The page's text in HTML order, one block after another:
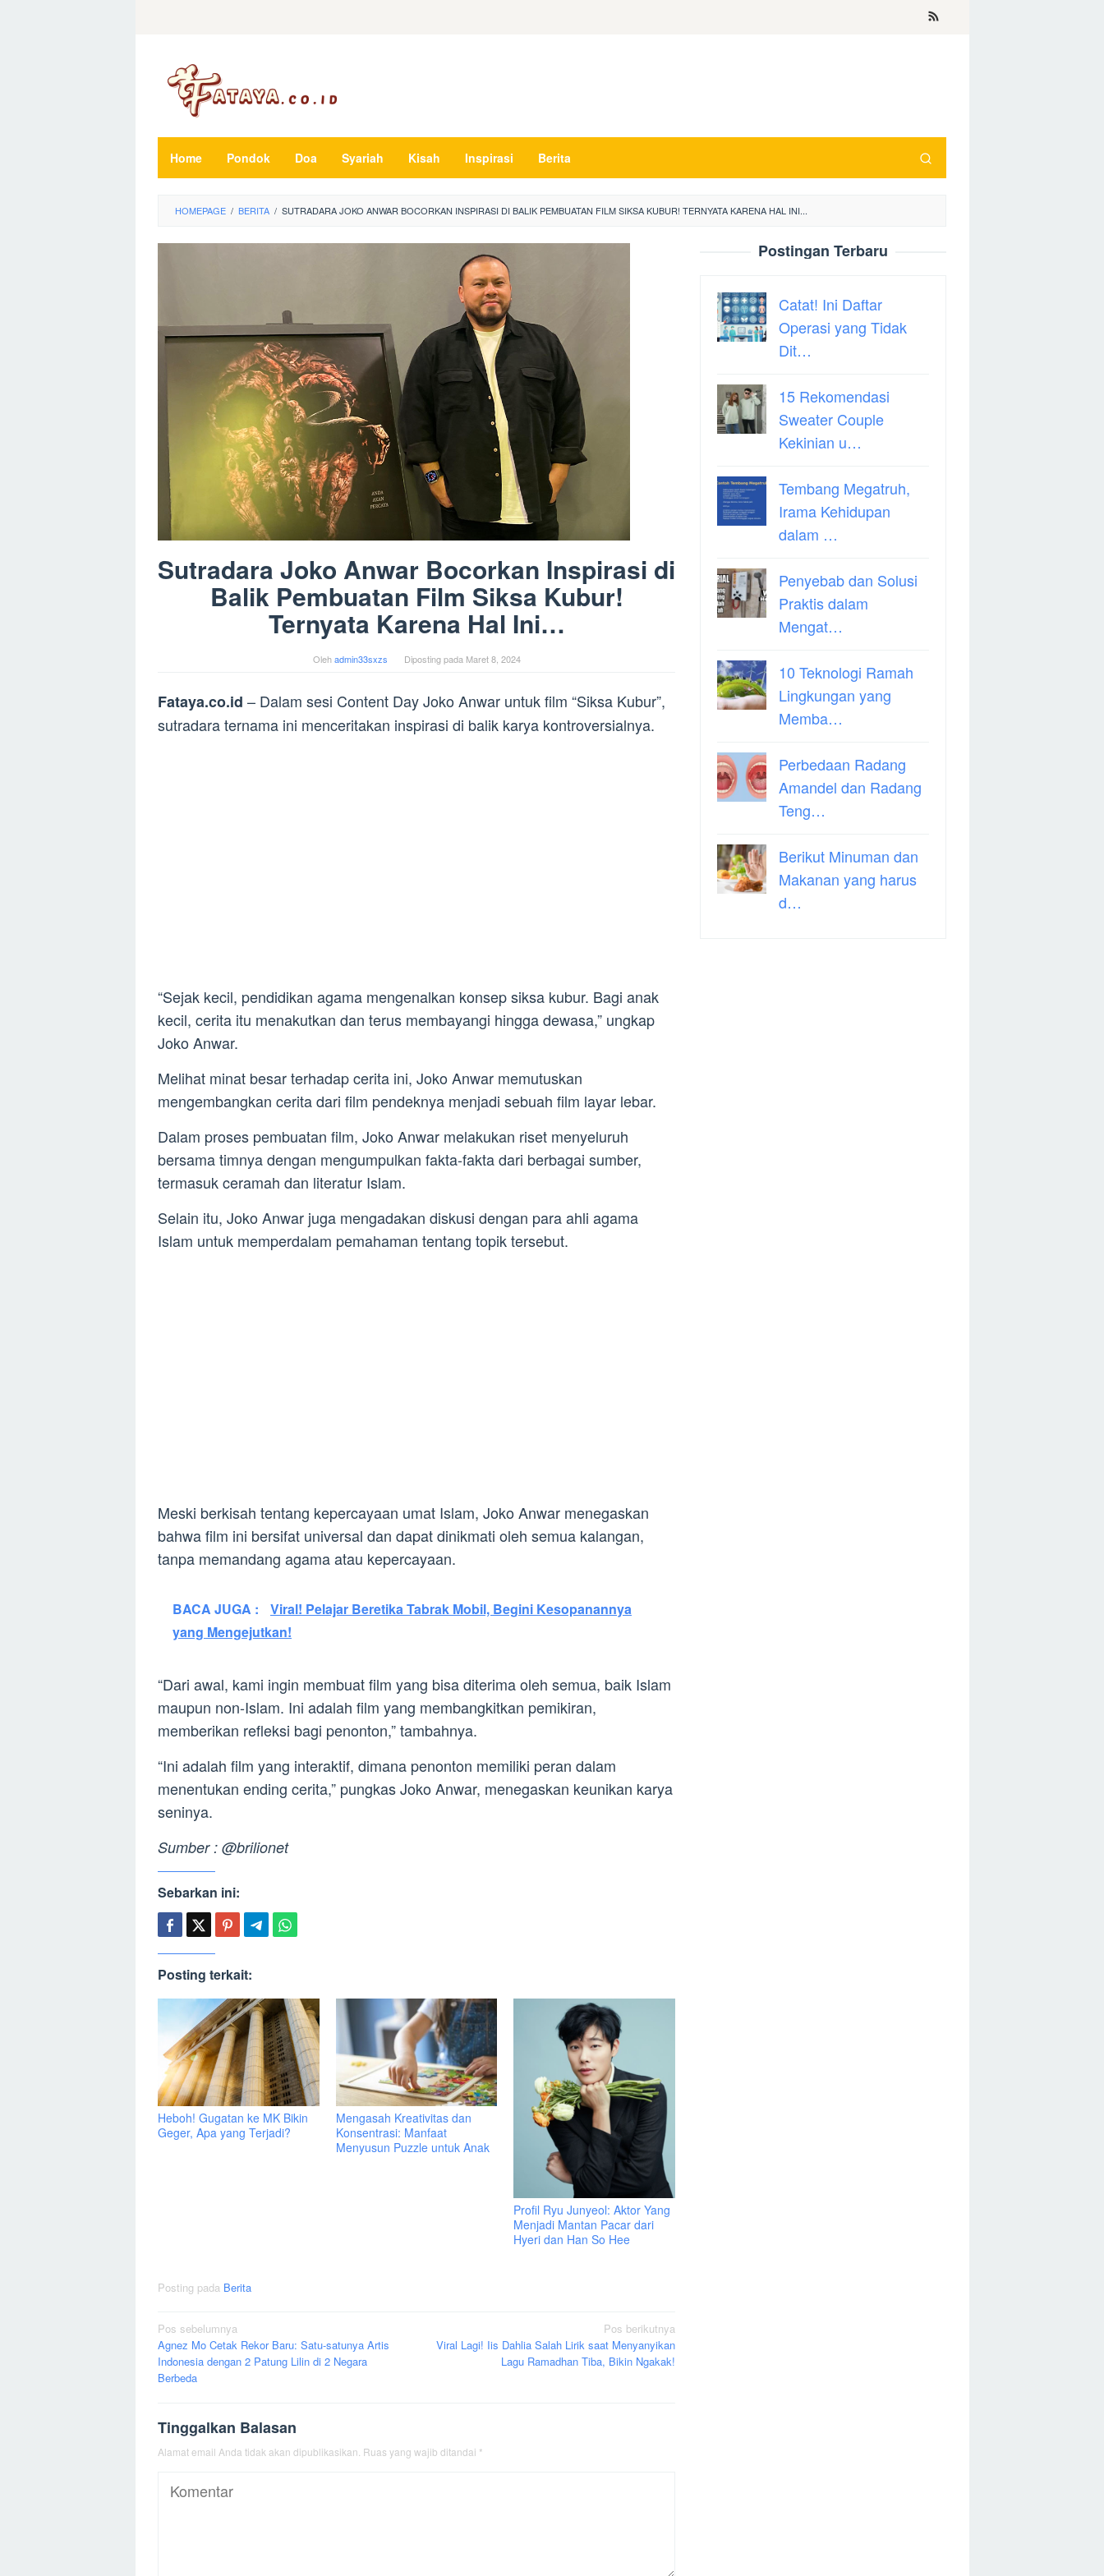
Home Pondok Doa Syariah Kisah Inspirasi Berita
HOMEPAGE / BERITA / SUTRADARA JOKO ANWAR BOCORKAN INSPIRASI DI BALIK PEMBUATAN FILM SIKSA KUBUR! TERNYATA KARENA HAL INI...
Sutradara Joko Anwar Bocorkan Inspirasi di
Balik Pembuatan Film Siksa Kubur!
Ternyata Karena Hal Ini…
Olehadmin33sxzs Diposting pada Maret 8, 2024
Fataya.co.id – Dalam sesi Content Day Joko Anwar untuk film “Siksa Kubur”,
sutradara ternama ini menceritakan inspirasi di balik karya kontroversialnya.
“Sejak kecil, pendidikan agama mengenalkan konsep siksa kubur. Bagi anak
kecil, cerita itu menakutkan dan terus membayangi hingga dewasa,” ungkap
Joko Anwar.
Melihat minat besar terhadap cerita ini, Joko Anwar memutuskan
mengembangkan cerita dari film pendeknya menjadi sebuah film layar lebar.
Dalam proses pembuatan film, Joko Anwar melakukan riset menyeluruh
bersama timnya dengan mengumpulkan fakta-fakta dari berbagai sumber,
termasuk ceramah dan literatur Islam.
Selain itu, Joko Anwar juga mengadakan diskusi dengan para ahli agama
Islam untuk memperdalam pemahaman tentang topik tersebut.
Meski berkisah tentang kepercayaan umat Islam, Joko Anwar menegaskan
bahwa film ini bersifat universal dan dapat dinikmati oleh semua kalangan,
tanpa memandang agama atau kepercayaan.
BACA JUGA :
Viral! Pelajar Beretika Tabrak Mobil, Begini Kesopanannya
yang Mengejutkan!
“Dari awal, kami ingin membuat film yang bisa diterima oleh semua, baik Islam
maupun non-Islam. Ini adalah film yang membangkitkan pemikiran,
memberikan refleksi bagi penonton,” tambahnya.
“Ini adalah film yang interaktif, dimana penonton memiliki peran dalam
menentukan ending cerita,” pungkas Joko Anwar, menegaskan keunikan karya
seninya.
Sumber : @brilionet
Sebarkan ini:
Posting terkait:
Heboh! Gugatan ke MK Bikin
Geger, Apa yang Terjadi?
Mengasah Kreativitas dan
Konsentrasi: Manfaat
Menyusun Puzzle untuk Anak
Profil Ryu Junyeol: Aktor Yang
Menjadi Mantan Pacar dari
Hyeri dan Han So Hee
Posting pada Berita
Navigasi
pos
Pos sebelumnya
Agnez Mo Cetak Rekor Baru: Satu-satunya Artis
Indonesia dengan 2 Patung Lilin di 2 Negara
Berbeda
Pos berikutnya
Viral Lagi! Iis Dahlia Salah Lirik saat Menyanyikan
Lagu Ramadhan Tiba, Bikin Ngakak!
Tinggalkan Balasan
Alamat email Anda tidak akan dipublikasikan. Ruas yang wajib ditandai *
Postingan Terbaru
Catat! Ini Daftar
Operasi yang Tidak
Dit…
15 Rekomendasi
Sweater Couple
Kekinian u…
Tembang Megatruh,
Irama Kehidupan
dalam …
Penyebab dan Solusi
Praktis dalam
Mengat…
10 Teknologi Ramah
Lingkungan yang
Memba…
Perbedaan Radang
Amandel dan Radang
Teng…
Berikut Minuman dan
Makanan yang harus
d…